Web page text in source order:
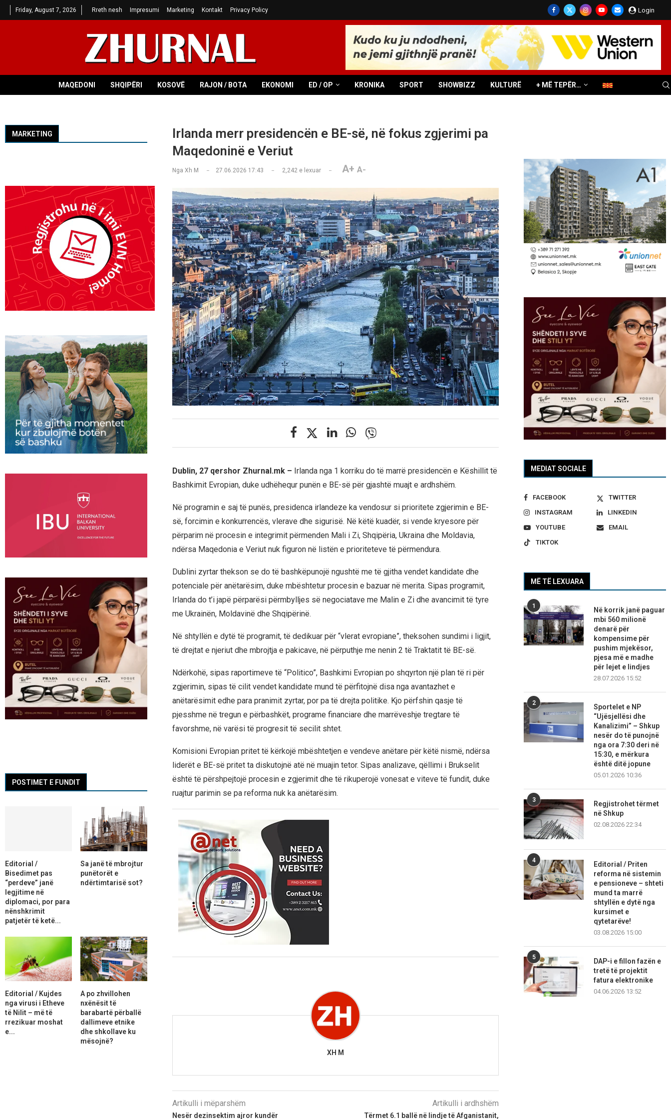
Friday, August 7, 2026 Rreth nesh Impresumi Marketing Kontakt Privacy Policy Login
MAQEDONI SHQIPËRI KOSOVË RAJON / BOTA EKONOMI ED / OP KRONIKA SPORT SHOWBIZZ KULTURË + MË TEPËR…
Irlanda merr presidencën e BE-së, në fokus zgjerimi pa
Maqedoninë e Veriut
Nga Xh M 27.06.2026 17:43 2,242e lexuar A+ A-
Dublin, 27 qershor Zhurnal.mk – Irlanda nga 1 korriku do të marrë presidencën e Këshillit të
Bashkimit Evropian, duke udhëhequr punën e BE-së për gjashtë muajt e ardhshëm.
Në programin e saj të punës, presidenca irlandeze ka vendosur si prioritete zgjerimin e BE-
së, forcimin e konkurrencës, vlerave dhe sigurisë. Në këtë kuadër, si vende kryesore për
përparim në procesin e integrimit përmenden Mali i Zi, Shqipëria, Ukraina dhe Moldavia,
ndërsa Maqedonia e Veriut nuk figuron në listën e prioriteteve të përmendura.
Dublini zyrtar thekson se do të bashkëpunojë ngushtë me të gjitha vendet kandidate dhe
potenciale për anëtarësim, duke mbështetur procesin e bazuar në merita. Sipas programit,
Irlanda do t’i japë përparësi përmbylljes së negociatave me Malin e Zi dhe avancimit të tyre
me Ukrainën, Moldavinë dhe Shqipërinë.
Në shtyllën e dytë të programit, të dedikuar për “vlerat evropiane”, theksohen sundimi i ligjit,
të drejtat e njeriut dhe mbrojtja e pakicave, në përputhje me nenin 2 të Traktatit të BE-së.
Ndërkohë, sipas raportimeve të “Politico”, Bashkimi Evropian po shqyrton një plan të ri për
zgjerimin, sipas të cilit vendet kandidate mund të përfitojnë disa nga avantazhet e
anëtarësimit edhe para pranimit zyrtar, por pa të drejta politike. Kjo përfshin qasje të
pjesshme në tregun e përbashkët, programe financiare dhe marrëveshje tregtare të
favorshme, në varësi të progresit të secilit shtet.
Komisioni Evropian pritet të kërkojë mbështetjen e vendeve anëtare për këtë nismë, ndërsa
liderët e BE-së pritet ta diskutojnë atë në muajin tetor. Sipas analizave, qëllimi i Brukselit
është të përshpejtojë procesin e zgjerimit dhe të rikuperojë vonesat e viteve të fundit, duke
ruajtur parimin se pa reforma nuk ka anëtarësim.
XH M
Artikulli i mëparshëm
Nesër dezinsektim ajror kundër
Artikulli i ardhshëm
Tërmet 6.1 ballë në lindje të Afganistanit,
MEDIAT SOCIALE
FACEBOOK
TWITTER
INSTAGRAM
LINKEDIN
YOUTUBE
EMAIL
TIKTOK
MË TË LEXUARA
1
Në korrik janë paguar
mbi 560 milionë
denarë për
kompensime për
pushim mjekësor,
pjesa më e madhe
për lejet e lindjes
28.07.2026 15:52
2
Sportelet e NP
“Ujësjellësi dhe
Kanalizimi” – Shkup
nesër do të punojnë
nga ora 7:30 deri në
15:30, e mërkura
është ditë jopune
05.01.2026 10:36
3
Regjistrohet tërmet
në Shkup
02.08.2026 22:34
4
Editorial / Priten
reforma në sistemin
e pensioneve – shteti
mund ta marrë
shtyllën e dytë nga
kursimet e
qytetarëve!
03.08.2026 15:00
5
DAP-i e fillon fazën e
tretë të projektit
fatura elektronike
04.06.2026 13:52
MARKETING
POSTIMET E FUNDIT
Editorial /
Bisedimet pas
“perdeve” janë
legjitime në
diplomaci, por para
nënshkrimit
patjetër të ketë...
Sa janë të mbrojtur
punëtorët e
ndërtimtarisë sot?
Editorial / Kujdes
nga virusi i Etheve
të Nilit – më të
rrezikuar moshat
e...
A po zhvillohen
nxënësit të
barabartë përballë
dallimeve etnike
dhe shkollave ku
mësojnë?